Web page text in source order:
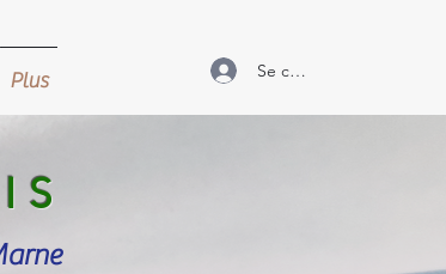
Plus Se connecter